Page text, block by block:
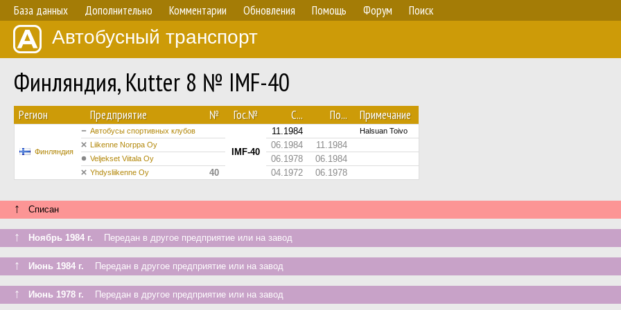
База данных Дополнительно Комментарии Обновления Помощь Форум Поиск
Автобусный транспорт
Финляндия, Kutter 8 № IMF-40
Регион Предприятие № Гос.№ С... По... Примечание
Финляндия
Автобусы спортивных клубов
IMF-40
11.1984
Halsuan Toivo
Liikenne Norppa Oy
06.1984 11.1984
Veljekset Viitala Oy 06.1978 06.1984
Yhdysliikenne Oy 40 04.1972 06.1978
↑ Списан
↑ Ноябрь 1984 г. Передан в другое предприятие или на завод
↑ Июнь 1984 г. Передан в другое предприятие или на завод
↑ Июнь 1978 г. Передан в другое предприятие или на завод